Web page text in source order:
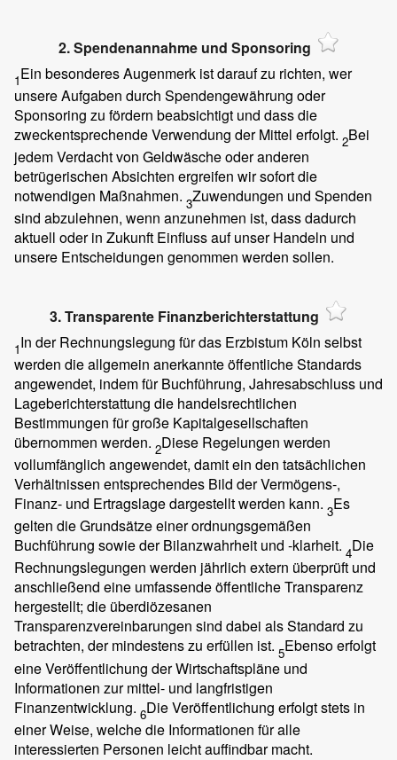
2. Spendenannahme und Sponsoring
1Ein besonderes Augenmerk ist darauf zu richten, wer
unsere Aufgaben durch Spendengewährung oder
Sponsoring zu fördern beabsichtigt und dass die
zweckentsprechende Verwendung der Mittel erfolgt. 2Bei
jedem Verdacht von Geldwäsche oder anderen
betrügerischen Absichten ergreifen wir sofort die
notwendigen Maßnahmen. 3Zuwendungen und Spenden
sind abzulehnen, wenn anzunehmen ist, dass dadurch
aktuell oder in Zukunft Einfluss auf unser Handeln und
unsere Entscheidungen genommen werden sollen.
3. Transparente Finanzberichterstattung
1In der Rechnungslegung für das Erzbistum Köln selbst
werden die allgemein anerkannte öffentliche Standards
angewendet, indem für Buchführung, Jahresabschluss und
Lageberichterstattung die handelsrechtlichen
Bestimmungen für große Kapitalgesellschaften
übernommen werden. 2Diese Regelungen werden
vollumfänglich angewendet, damit ein den tatsächlichen
Verhältnissen entsprechendes Bild der Vermögens-,
Finanz- und Ertragslage dargestellt werden kann. 3Es
gelten die Grundsätze einer ordnungsgemäßen
Buchführung sowie der Bilanzwahrheit und -klarheit. 4Die
Rechnungslegungen werden jährlich extern überprüft und
anschließend eine umfassende öffentliche Transparenz
hergestellt; die überdiözesanen
Transparenzvereinbarungen sind dabei als Standard zu
betrachten, der mindestens zu erfüllen ist. 5Ebenso erfolgt
eine Veröffentlichung der Wirtschaftspläne und
Informationen zur mittel- und langfristigen
Finanzentwicklung. 6Die Veröffentlichung erfolgt stets in
einer Weise, welche die Informationen für alle
interessierten Personen leicht auffindbar macht.